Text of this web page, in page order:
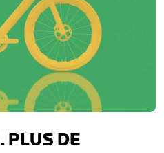
PLUS DE